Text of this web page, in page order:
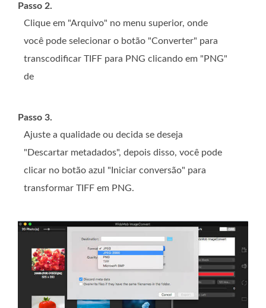
Passo 2.
Clique em "Arquivo" no menu superior, onde
você pode selecionar o botão "Converter" para
transcodificar TIFF para PNG clicando em "PNG"
de
Passo 3.
Ajuste a qualidade ou decida se deseja
"Descartar metadados", depois disso, você pode
clicar no botão azul "Iniciar conversão" para
transformar TIFF em PNG.